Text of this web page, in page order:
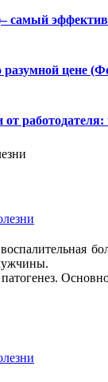
самый
разумной цене
работодателя: